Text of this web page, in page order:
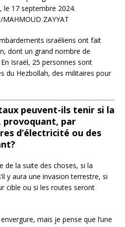
le 17 septembre 2024.
ZAYYAT
israéliens ont fait
dont un grand nombre de
Israël, 25 personnes sont
du Hezbollah, des militaires pour
peuvent-ils tenir si la
provoquant, par
d’électricité ou des
de la suite des choses, si la
y aura une invasion terrestre, si
cible ou si les routes seront
mais je pense que l’une